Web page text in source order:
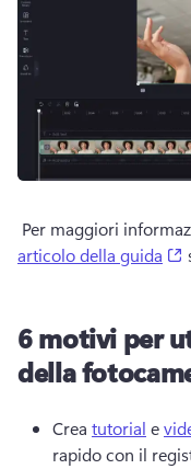
Per maggiori
articolo della guida
6 motivi per
della
Crea tutorial e
rapido con il